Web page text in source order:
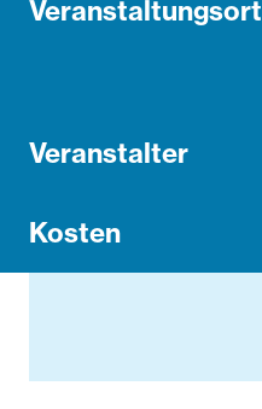
Veranstaltungsort
Veranstalter
Kosten